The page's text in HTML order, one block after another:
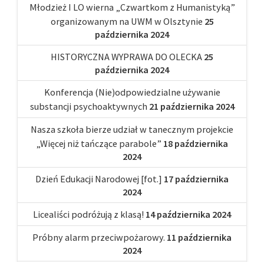
Młodzież I LO wierna „Czwartkom z Humanistyką”
organizowanym na UWM w Olsztynie 25
października 2024
HISTORYCZNA WYPRAWA DO OLECKA 25
października 2024
Konferencja (Nie)odpowiedzialne używanie
substancji psychoaktywnych 21 października 2024
Nasza szkoła bierze udział w tanecznym projekcie
„Więcej niż tańczące parabole” 18 października
2024
Dzień Edukacji Narodowej [fot.] 17 października
2024
Licealiści podróżują z klasą! 14 października 2024
Próbny alarm przeciwpożarowy. 11 października
2024